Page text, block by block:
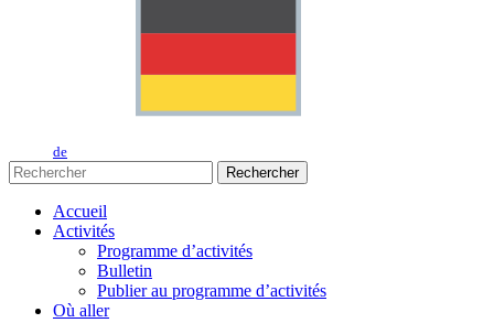
de
Rechercher
Accueil
Activités
Programme d’activités
Bulletin
Publier au programme d’activités
Où aller